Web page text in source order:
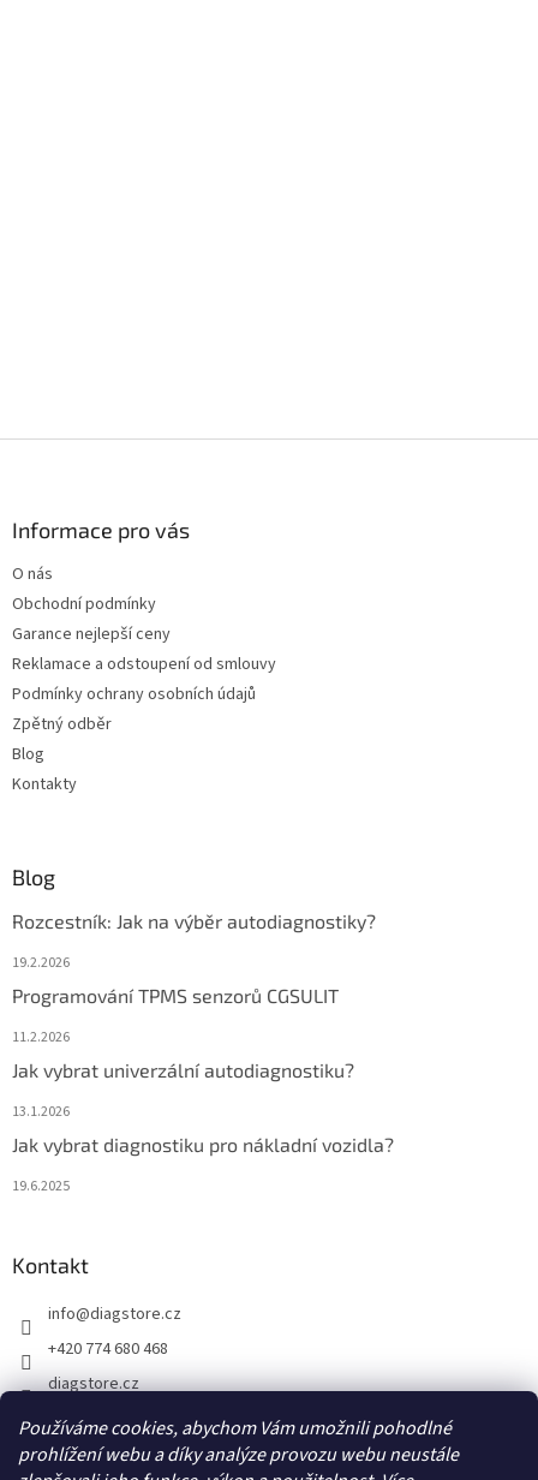
Používáme cookies, abychom Vám umožnili pohodlné
prohlížení webu a díky analýze provozu webu neustále
Informace pro vás
O nás
Obchodní podmínky
Garance nejlepší ceny
Reklamace a odstoupení od smlouvy
Podmínky ochrany osobních údajů
Zpětný odběr
Blog
Kontakty
Blog
Rozcestník: Jak na výběr autodiagnostiky?
19.2.2026
Programování TPMS senzorů CGSULIT
11.2.2026
Jak vybrat univerzální autodiagnostiku?
13.1.2026
Jak vybrat diagnostiku pro nákladní vozidla?
19.6.2025
Kontakt
info@diagstore.cz
+420 774 680 468
diagstore.cz
diagstorecz
diagstore